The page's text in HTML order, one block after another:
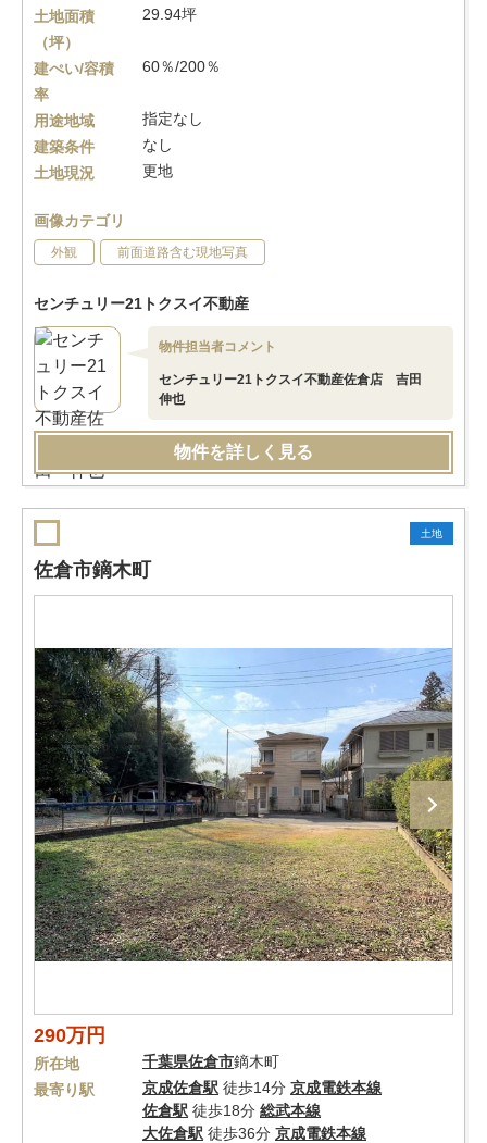
土地面積
（坪）
29.94坪
建ぺい/容積
率
60％/200％
用途地域
指定なし
建築条件
なし
土地現況
更地
画像カテゴリ
外観 前面道路含む現地写真
センチュリー21トクスイ不動産
物件担当者コメント
センチュリー21トクスイ不動産佐倉店 吉田
伸也
物件を詳しく見る
土地
佐倉市鏑木町
290万円
所在地 千葉県佐倉市鏑木町
最寄り駅
京成佐倉駅 徒歩14分 京成電鉄本線
佐倉駅 徒歩18分 総武本線
大佐倉駅 徒歩36分 京成電鉄本線